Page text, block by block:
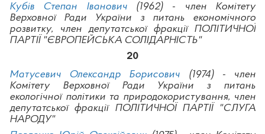
Кубів Степан Іванович(1962) - член Комітету
Верховної Ради України з питань економічного
розвитку, член депутатської фракції ПОЛІТИЧНОЇ
ПАРТІЇ "ЄВРОПЕЙСЬКА СОЛІДАРНІСТЬ"
20
Матусевич Олександр Борисович (1974) - член
Комітету Верховної Ради України з питань
екологічної політики та природокористування, член
депутатської фракції ПОЛІТИЧНОЇ ПАРТІЇ "СЛУГА
НАРОДУ"